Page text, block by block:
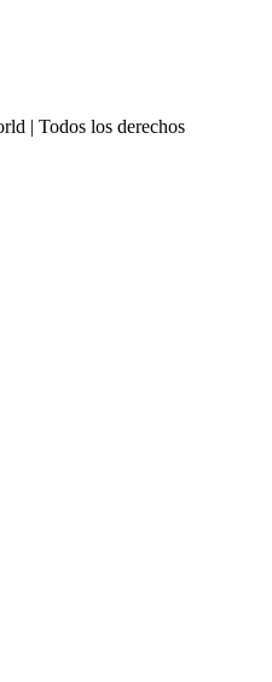
| Todos los derechos